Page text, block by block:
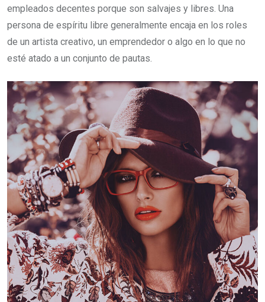
empleados decentes porque son salvajes y libres. Una
persona de espíritu libre generalmente encaja en los roles
de un artista creativo, un emprendedor o algo en lo que no
esté atado a un conjunto de pautas.